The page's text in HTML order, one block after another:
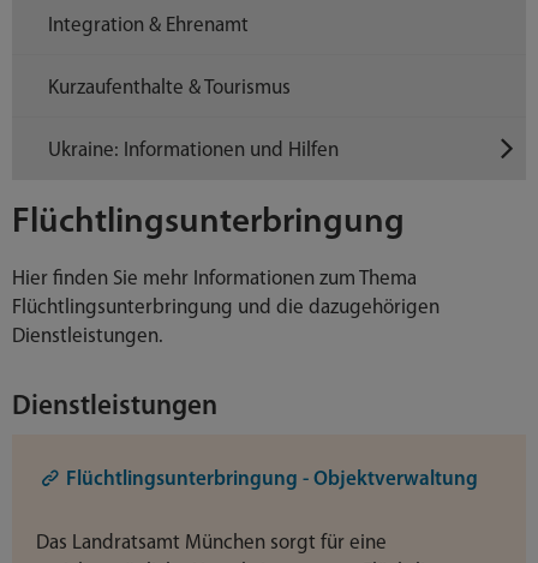
Flüchtlingsunterbringung
Hier finden Sie mehr Informationen zum Thema
Flüchtlingsunterbringung und die dazugehörigen
Dienstleistungen.
Dienstleistungen
Flüchtlingsunterbringung - Objektverwaltung
Das Landratsamt München sorgt für eine
Integration & Ehrenamt
Kurzaufenthalte & Tourismus
Ukraine: Informationen und Hilfen